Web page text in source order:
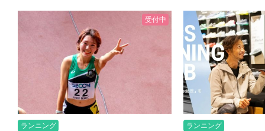
受付中
ランニング
ランニング